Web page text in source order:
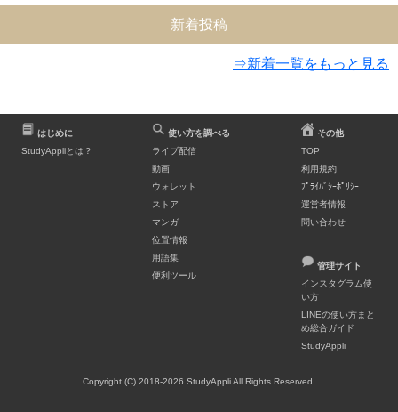
新着投稿
⇒新着一覧をもっと見る
はじめに
StudyAppliとは？
使い方を調べる
ライブ配信
動画
ウォレット
ストア
マンガ
位置情報
用語集
便利ツール
その他
TOP
利用規約
ﾌﾟﾗｲﾊﾞｼｰﾎﾟﾘｼｰ
運営者情報
問い合わせ
管理サイト
インスタグラム使
い方
LINEの使い方まと
め総合ガイド
StudyAppli
Copyright (C) 2018-2026 StudyAppli All Rights Reserved.